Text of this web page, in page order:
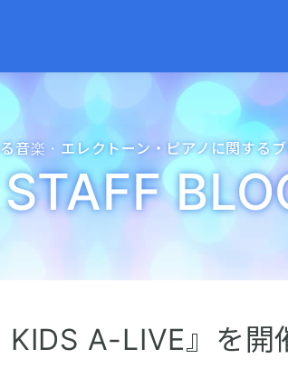
音楽・ エレクトーン・ ピアノに関する
A-LIVE』を開